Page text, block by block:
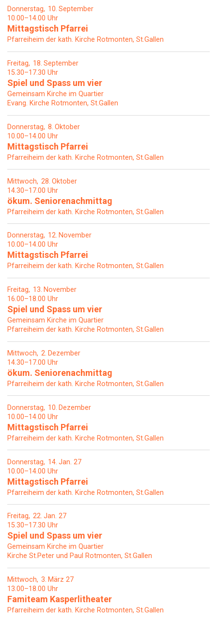
Donnerstag 10 September
10.00–14.00 Uhr
Mittagstisch Pfarrei
Pfarreiheim der kath. Kirche Rotmonten, St.Gallen
Freitag 18 September
15.30–17.30 Uhr
Spiel und Spass um vier
Gemeinsam Kirche im Quartier
Evang. Kirche Rotmonten, St.Gallen
Donnerstag 8 Oktober
10.00–14.00 Uhr
Mittagstisch Pfarrei
Pfarreiheim der kath. Kirche Rotmonten, St.Gallen
Mittwoch 28 Oktober
14.30–17.00 Uhr
ökum. Seniorenachmittag
Pfarreiheim der kath. Kirche Rotmonten, St.Gallen
Donnerstag 12 November
10.00–14.00 Uhr
Mittagstisch Pfarrei
Pfarreiheim der kath. Kirche Rotmonten, St.Gallen
Freitag 13 November
16.00–18.00 Uhr
Spiel und Spass um vier
Gemeinsam Kirche im Quartier
Pfarreiheim der kath. Kirche Rotmonten, St.Gallen
Mittwoch 2 Dezember
14.30–17.00 Uhr
ökum. Seniorenachmittag
Pfarreiheim der kath. Kirche Rotmonten, St.Gallen
Donnerstag 10 Dezember
10.00–14.00 Uhr
Mittagstisch Pfarrei
Pfarreiheim der kath. Kirche Rotmonten, St.Gallen
Donnerstag 14 Jan. 27
10.00–14.00 Uhr
Mittagstisch Pfarrei
Pfarreiheim der kath. Kirche Rotmonten, St.Gallen
Freitag 22 Jan. 27
15.30–17.30 Uhr
Spiel und Spass um vier
Gemeinsam Kirche im Quartier
Kirche St.Peter und Paul Rotmonten, St.Gallen
Mittwoch 3 März 27
13.00–18.00 Uhr
Famiteam Kasperlitheater
Pfarreiheim der kath. Kirche Rotmonten, St.Gallen